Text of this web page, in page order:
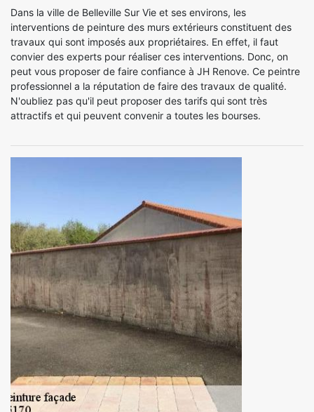
Dans la ville de Belleville Sur Vie et ses environs, les
interventions de peinture des murs extérieurs constituent des
travaux qui sont imposés aux propriétaires. En effet, il faut
convier des experts pour réaliser ces interventions. Donc, on
peut vous proposer de faire confiance à JH Renove. Ce peintre
professionnel a la réputation de faire des travaux de qualité.
N'oubliez pas qu'il peut proposer des tarifs qui sont très
attractifs et qui peuvent convenir a toutes les bourses.